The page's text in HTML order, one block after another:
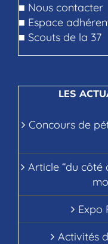
■ Nous contacter
■ Espace
■ Scouts de la 37
LES
Concours de
Article “du côté
Expo
Activités